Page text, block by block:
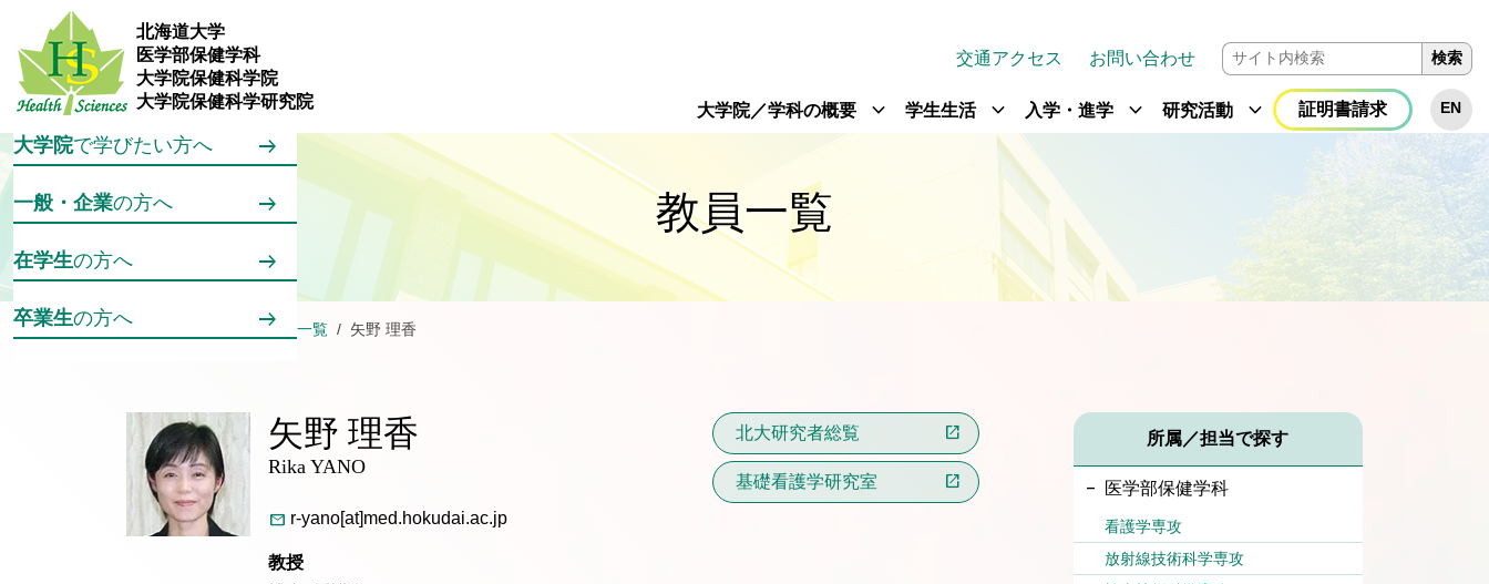
メインコンテンツへスキップ
北海道大学
医学部保健学科
大学院保健科学院
大学院保健科学研究院
交通アクセス お問い合わせ 検索
大学院／学科の概要 expand_more 学生生活 expand_more 入学・進学 expand_more 研究活動 expand_more 証明書請求 EN
保健学科 で学びたい方へ
大学院で学びたい方へ
一般・企業の方へ
在学生の方へ
卒業生の方へ
教員一覧
ホーム 大学院／学科の概要 教員一覧 矢野 理香
矢野 理香
Rika YANO
r-yano[at]med.hokudai.ac.jp
教授
北大研究者総覧
基礎看護学研究室
所属／担当で探す
医学部保健学科
看護学専攻
放射線技術科学専攻